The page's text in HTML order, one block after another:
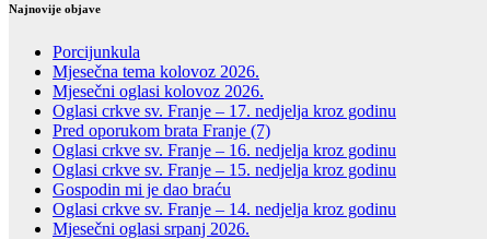
Najnovije objave
Porcijunkula
Mjesečna tema kolovoz 2026.
Mjesečni oglasi kolovoz 2026.
Oglasi crkve sv. Franje – 17. nedjelja kroz godinu
Pred oporukom brata Franje (7)
Oglasi crkve sv. Franje – 16. nedjelja kroz godinu
Oglasi crkve sv. Franje – 15. nedjelja kroz godinu
Gospodin mi je dao braću
Oglasi crkve sv. Franje – 14. nedjelja kroz godinu
Mjesečni oglasi srpanj 2026.